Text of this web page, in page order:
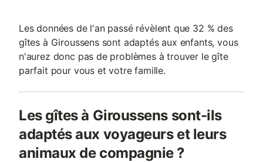
Les données de l'an passé révèlent que 32 % des
gîtes à Giroussens sont adaptés aux enfants, vous
n'aurez donc pas de problèmes à trouver le gîte
parfait pour vous et votre famille.
Les gîtes à Giroussens sont-ils
adaptés aux voyageurs et leurs
animaux de compagnie ?